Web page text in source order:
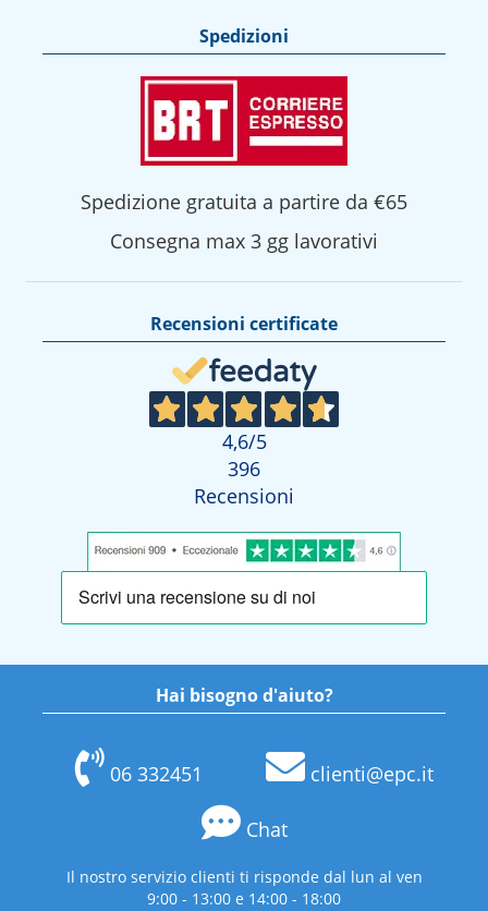
Spedizioni
Spedizione gratuita a partire da €65
Consegna max 3 gg lavorativi
Recensioni certificate
4,6/5
396
Recensioni
Hai bisogno d'aiuto?
06 332451 clienti@epc.it
Chat
Il nostro servizio clienti ti risponde dal lun al ven
9:00 - 13:00 e 14:00 - 18:00